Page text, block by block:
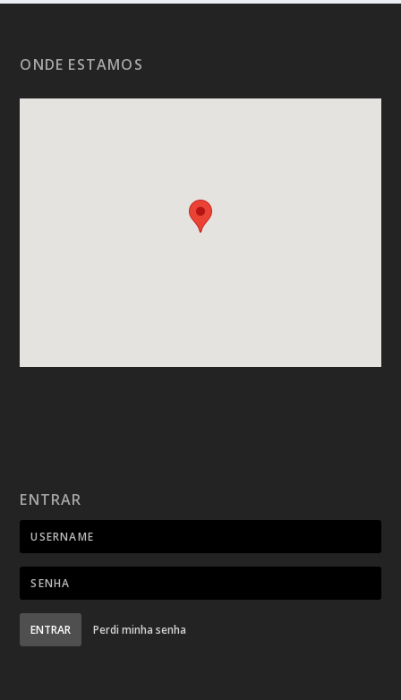
ONDE ESTAMOS
ENTRAR
ENTRAR Perdi minha senha